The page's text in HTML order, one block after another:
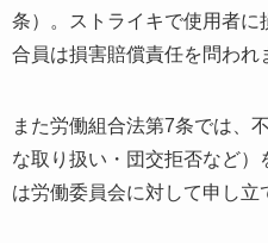
条）。ストライキで使用者に
合員は損害賠償責任を問われ
また労働組合法第7条では、
な取り扱い・団交拒否など
は労働委員会に対して申し立